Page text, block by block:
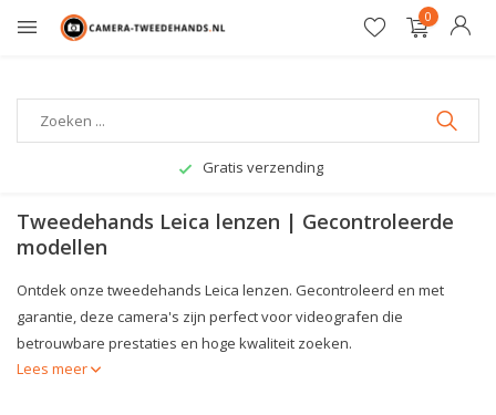
0
Gratis verzending
Tweedehands Leica lenzen | Gecontroleerde
modellen
Ontdek onze tweedehands Leica lenzen. Gecontroleerd en met
garantie, deze camera's zijn perfect voor videografen die
betrouwbare prestaties en hoge kwaliteit zoeken.
Lees meer